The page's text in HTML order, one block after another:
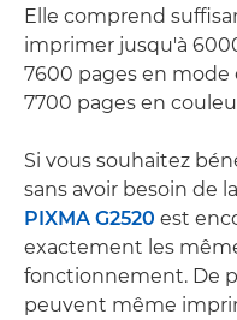
Elle comprend
imprimer jusqu'à
7600 pages en
7700 pages en
Si vous souhaitez
sans avoir besoin de
PIXMA G2520 est
exactement les
fonctionnement. De
peuvent même